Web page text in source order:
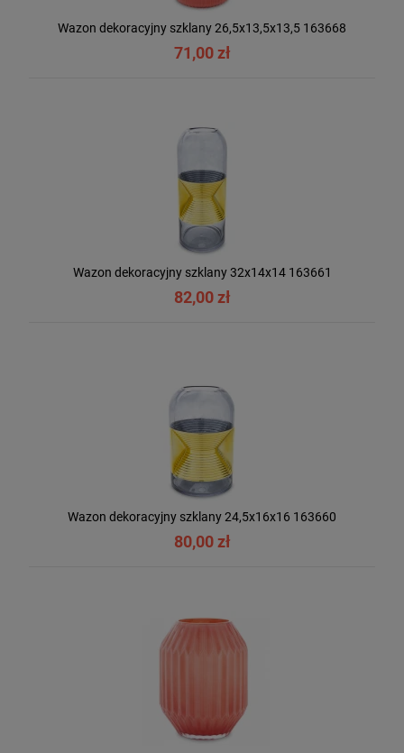
Wazon dekoracyjny szklany 26,5x13,5x13,5 163668
71,00 zł
Wazon dekoracyjny szklany 32x14x14 163661
82,00 zł
Wazon dekoracyjny szklany 24,5x16x16 163660
80,00 zł